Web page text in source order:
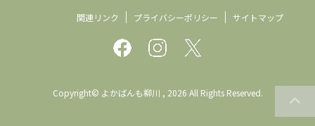
関連リンク プライバシーポリシー サイトマップ
Copyright© よかばんも柳川 , 2026 All Rights Reserved.